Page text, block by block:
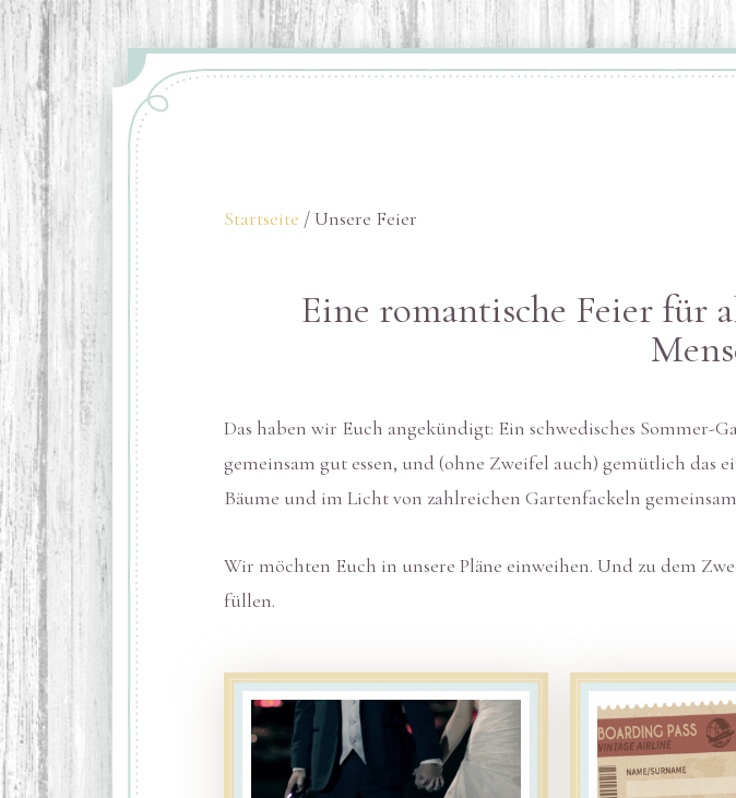
Startseite / Unsere Feier
Eine romantische Feier für
Das haben wir Euch angekündigt: Ein schwedisches Sommer-
gemeinsam gut essen, und (ohne Zweifel auch) gemütlich das
Bäume und im Licht von zahlreichen Gartenfackeln
Wir möchten Euch in unsere Pläne einweihen. Und zu dem
füllen.